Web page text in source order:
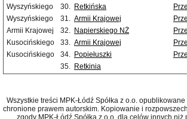
Wyszyńskiego
30. Retkińska
Wyszyńskiego
31. Armii Krajowej
Armii Krajowej
32. Napierskiego NŻ
Kusocińskiego
33. Armii Krajowej
Kusocińskiego
34. Popiełuszki
35. Retkinia
Wszystkie treści MPK-Łódź Spółka z o.o.
chronione prawem autorskim. Kopiowanie i
zgody MPK-Łódź Spółka z o.o. dla celów innych niż